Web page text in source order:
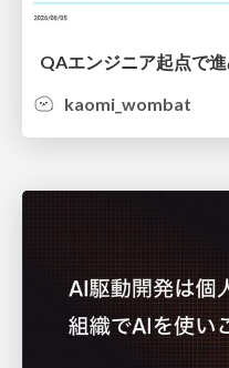
kaomi_wombat